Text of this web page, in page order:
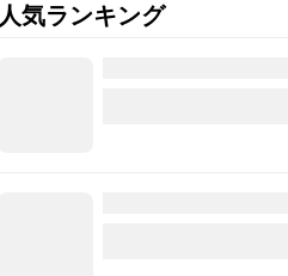
人気ランキング